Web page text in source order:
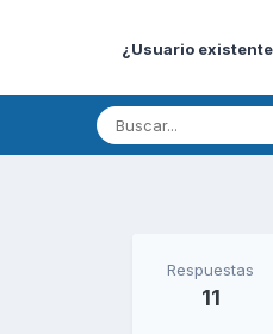
¿Usuario
Respuestas
11